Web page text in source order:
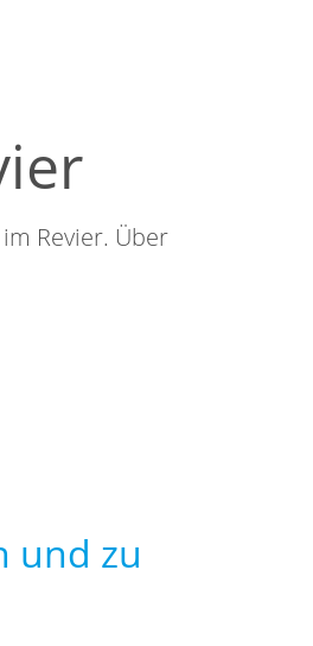
Revier. Über
und zu